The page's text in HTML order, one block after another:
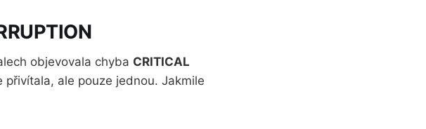
objevovala chyba CRITICAL
ale pouze jednou. Jakmile